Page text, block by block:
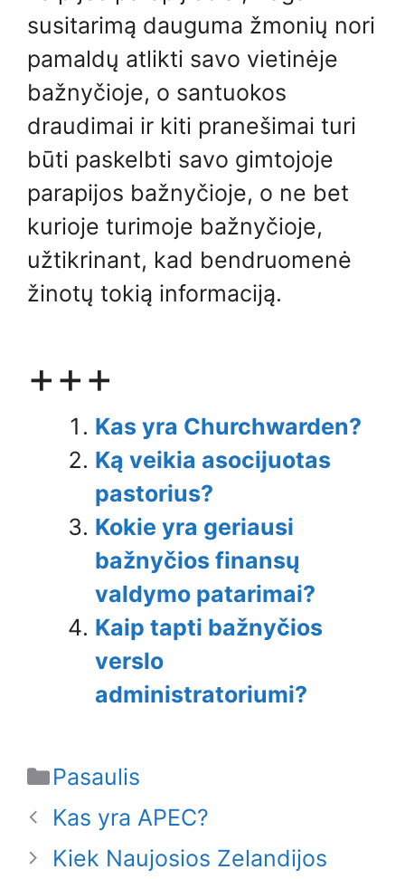
susitarimą dauguma žmonių nori
pamaldų atlikti savo vietinėje
bažnyčioje, o santuokos
draudimai ir kiti pranešimai turi
būti paskelbti savo gimtojoje
parapijos bažnyčioje, o ne bet
kurioje turimoje bažnyčioje,
užtikrinant, kad bendruomenė
žinotų tokią informaciją.
+++
Kas yra Churchwarden?
Ką veikia asocijuotas
pastorius?
Kokie yra geriausi
bažnyčios finansų
valdymo patarimai?
Kaip tapti bažnyčios
verslo
administratoriumi?
Categories
Pasaulis
Kas yra APEC?
Kiek Naujosios Zelandijos